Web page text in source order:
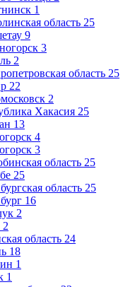
1
область 25
9
3
2
область 25
22
2
Хакасия 25
13
4
3
область 25
25
область 25
16
2
2
область 24
18
1
1